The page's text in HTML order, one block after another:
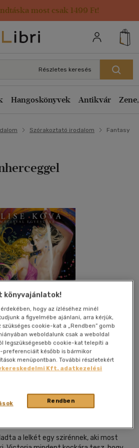
most csak 1499 Ft!
adatai
Részletes keresés
Hangoskönyvek Antikvár
Szórakoztató irodalom Fantasy
a lelkét egy szirénnek, aki most
könyvajánlatok!
hogy az ízléséhez minél
a figyelmébe ajánlani, arra kérjük,
cookie-kat a „Rendben” gomb
weboldalunk csak a weboldal
legszükségesebb cookie-kat telepíti a
preferenciáit később is bármikor
menüpontban. További részletekért
Kft. adatkezelési
Rendben